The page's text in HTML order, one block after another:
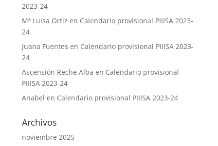
2023-24
Mª Luisa Ortiz en Calendario provisional PIIISA 2023-
24
Juana Fuentes en Calendario provisional PIIISA 2023-
24
Ascensión Reche Alba en Calendario provisional
PIIISA 2023-24
Anabel en Calendario provisional PIIISA 2023-24
Archivos
noviembre 2025